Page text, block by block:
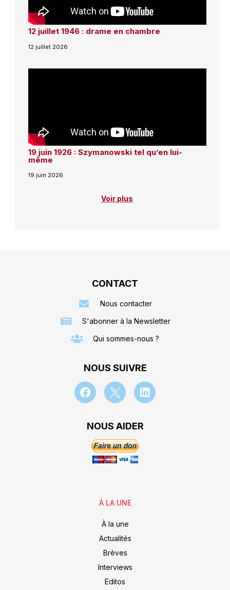
12 juillet 1946 : drame en chambre
12 juillet 2026
19 juin 1926 : Szymanowski tel qu’en lui-
même
19 juin 2026
Voir plus
CONTACT
Nous contacter
S'abonner à la Newsletter
Qui sommes-nous ?
NOUS SUIVRE
NOUS AIDER
À LA UNE
À la une
Actualités
Brèves
Interviews
Editos